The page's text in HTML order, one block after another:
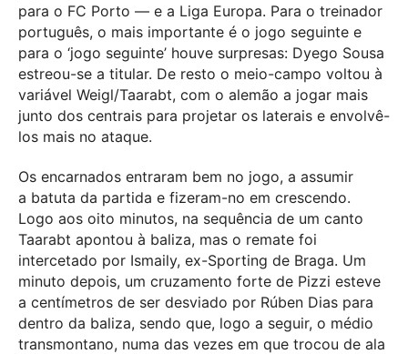
para o FC Porto — e a Liga Europa. Para o treinador
português, o mais importante é o jogo seguinte e
para o ‘jogo seguinte’ houve surpresas: Dyego Sousa
estreou-se a titular. De resto o meio-campo voltou à
variável Weigl/Taarabt, com o alemão a jogar mais
junto dos centrais para projetar os laterais e envolvê-
los mais no ataque.
Os encarnados entraram bem no jogo, a assumir
a batuta da partida e fizeram-no em crescendo.
Logo aos oito minutos, na sequência de um canto
Taarabt apontou à baliza, mas o remate foi
intercetado por Ismaily, ex-Sporting de Braga. Um
minuto depois, um cruzamento forte de Pizzi esteve
a centímetros de ser desviado por Rúben Dias para
dentro da baliza, sendo que, logo a seguir, o médio
transmontano, numa das vezes em que trocou de ala